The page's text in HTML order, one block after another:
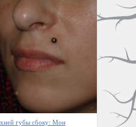
губы сбоку: Мон